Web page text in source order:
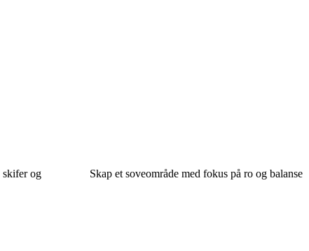
skifer og
Skap et soveområde med fokus på ro og balanse